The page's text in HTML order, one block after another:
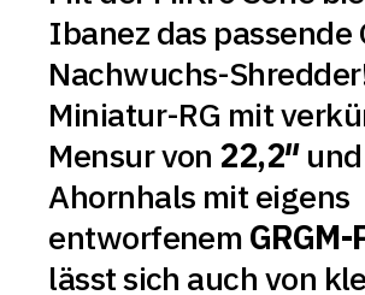
Ibanez das passende
Nachwuchs-
Miniatur-RG mit
Mensur von 22,2″und
Ahornhals mit eigens
entworfenem
lässt sich auch von